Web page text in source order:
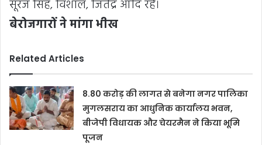
सूरज सिंह, विशाल, जितेंद्र आदि रहे।
बेरोजगारों ने मांगा भीख
Related Articles
8.80 करोड़ की लागत से बनेगा नगर पालिका
मुगलसराय का आधुनिक कार्यालय भवन,
बीजेपी विधायक और चेयरमैन ने किया भूमि
पूजन